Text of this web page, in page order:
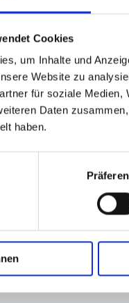
Cookies
um Inhalte und
Website zu
für soziale
Daten
haben.